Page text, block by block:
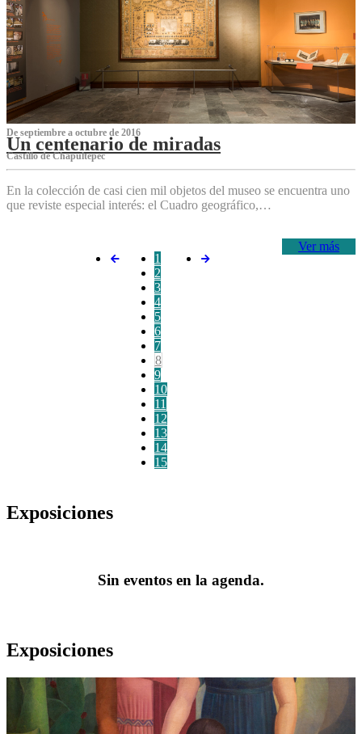
De septiembre a octubre de 2016
Un centenario de miradas
Castillo de Chapultepec
En la colección de casi cien mil objetos del museo se encuentra uno
que reviste especial interés: el Cuadro geográfico,…
Ver más
1
2
3
4
5
6
7
8
9
10
11
12
13
14
15
Exposiciones
Sin eventos en la agenda.
Exposiciones